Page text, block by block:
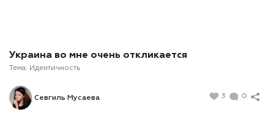
Украина во мне очень откликается
Тема: Идентичность
Севгиль Мусаева 3 0